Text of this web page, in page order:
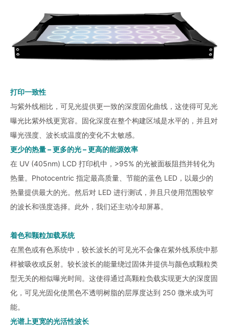
打印一致性
与紫外线相比，可见光提供更一致的深度固化曲线，这使得可见光
曝光比紫外线更宽容。固化深度在整个构建区域是水平的，并且对
曝光强度、波长或温度的变化不太敏感。
更少的热量 – 更多的光 – 更高的能源效率
在 UV (405nm) LCD 打印机中，>95% 的光被面板阻挡并转化为
热量。Photocentric 指定最高质量、节能的蓝色 LED，以最少的
热量提供最大的光。然后对 LED 进行测试，并且只使用范围较窄
的波长和强度选择。此外，我们还主动冷却屏幕。
着色和颗粒加载系统
在黑色或有色系统中，较长波长的可见光不会像在紫外线系统中那
样被吸收或反射。较长波长的能量绕过固体并提供与颜色或颗粒类
型无关的相似曝光时间。这使得通过高颗粒负载实现更大的深度固
化，可见光固化使黑色不透明树脂的层厚度达到 250 微米成为可
能。
光谱上更宽的光活性波长